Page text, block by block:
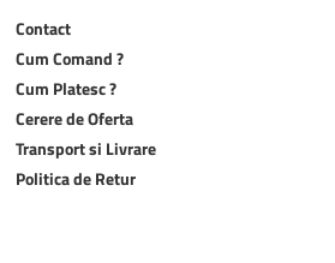
Contact
Cum Comand ?
Cum Platesc ?
Cerere de Oferta
Transport si Livrare
Politica de Retur